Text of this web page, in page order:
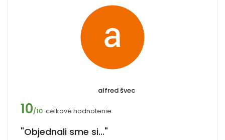
alfred švec
10/10 celkové hodnotenie
"Objednali sme si..."